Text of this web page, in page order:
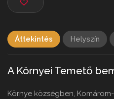
Áttekintés Helyszín
A Környei Temető
Környe községben,